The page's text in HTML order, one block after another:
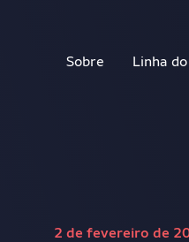
Sobre Linha
2 de fevereiro de